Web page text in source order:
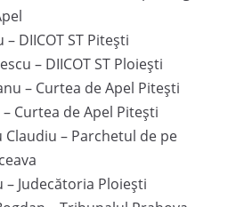
DIICOT ST Pitești
– DIICOT ST Ploiești
– Curtea de Apel Pitești
Curtea de Apel Pitești
Claudiu – Parchetul de pe
– Judecătoria Ploiești